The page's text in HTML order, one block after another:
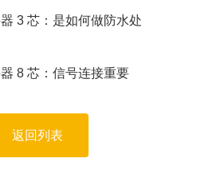
3 芯：是如何做防水处
8 芯：信号连接重要
返回列表